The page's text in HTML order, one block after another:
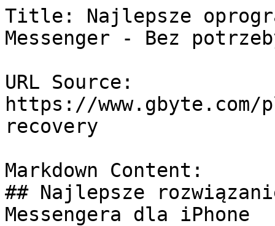
Title: Najlepsze
Messenger - Bez
URL Source:
https://www.gbyte.com/
recovery
Markdown Content:
## Najlepsze
Messengera dla iPhone